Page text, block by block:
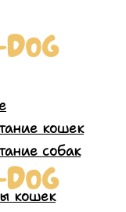
кошек
собак
кошек